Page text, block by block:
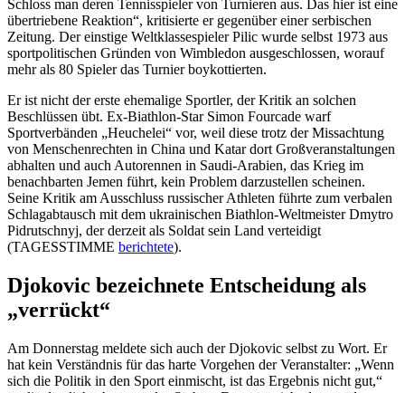
Schloss man deren Tennisspieler von Turnieren aus. Das hier ist eine
übertriebene Reaktion“, kritisierte er gegenüber einer serbischen
Zeitung. Der einstige Weltklassespieler Pilic wurde selbst 1973 aus
sportpolitischen Gründen von Wimbledon ausgeschlossen, worauf
mehr als 80 Spieler das Turnier boykottierten.
Er ist nicht der erste ehemalige Sportler, der Kritik an solchen
Beschlüssen übt. Ex-Biathlon-Star Simon Fourcade warf
Sportverbänden „Heuchelei“ vor, weil diese trotz der Missachtung
von Menschenrechten in China und Katar dort Großveranstaltungen
abhalten und auch Autorennen in Saudi-Arabien, das Krieg im
benachbarten Jemen führt, kein Problem darzustellen scheinen.
Seine Kritik am Ausschluss russischer Athleten führte zum verbalen
Schlagabtausch mit dem ukrainischen Biathlon-Weltmeister Dmytro
Pidrutschnyj, der derzeit als Soldat sein Land verteidigt
(TAGESSTIMME berichtete).
Djokovic bezeichnete Entscheidung als
„verrückt“
Am Donnerstag meldete sich auch der Djokovic selbst zu Wort. Er
hat kein Verständnis für das harte Vorgehen der Veranstalter: „Wenn
sich die Politik in den Sport einmischt, ist das Ergebnis nicht gut,“